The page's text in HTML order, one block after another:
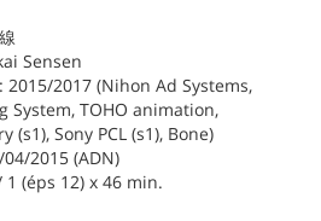
Sensen
2017 (Nihon Ad Systems,
System, TOHO animation,
(s1), Sony PCL (s1), Bone)
2015 (ADN)
(éps 12) x 46 min.